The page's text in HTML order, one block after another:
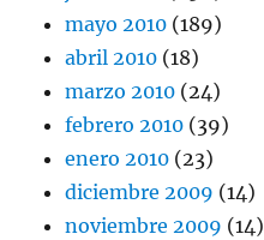
mayo 2010 (189)
abril 2010 (18)
marzo 2010 (24)
febrero 2010 (39)
enero 2010 (23)
diciembre 2009 (14)
noviembre 2009 (14)